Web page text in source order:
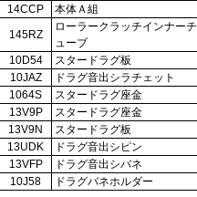
14CCP 本体Ａ組
145RZ
ローラークラッチインナーチ
ューブ
10D54 スタードラグ板
10JAZ ドラグ音出シラチェット
1064S スタードラグ座金
13V9P スタードラグ座金
13V9N スタードラグ板
13UDK ドラグ音出シピン
13VFP ドラグ音出シバネ
10J58 ドラグバネホルダー